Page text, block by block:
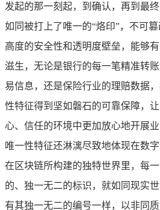
发起的那一刻起，到确认，再到最
如同被打上了唯一的“烙印”，不可
高度的安全性和透明度壁垒，能够
滋生，无论是银行的每一笔精准转
易信息，还是保险行业的理赔数据
性特征得到坚如磐石的可靠保障，
心、信任的环境中更加放心地开展
唯一性特征还淋漓尽致地体现在数
在区块链所构建的独特世界里，每
的、独一无二的标识，就如同现实
有其独一无二的编号一样，以非同